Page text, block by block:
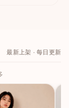
最新上架 · 每日更新